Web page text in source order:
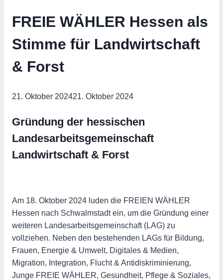
FREIE WÄHLER Hessen als
Stimme für Landwirtschaft
& Forst
21. Oktober 202421. Oktober 2024
Gründung der hessischen
Landesarbeitsgemeinschaft
Landwirtschaft & Forst
Am 18. Oktober 2024 luden die FREIEN WÄHLER
Hessen nach Schwalmstadt ein, um die Gründung einer
weiteren Landesarbeitsgemeinschaft (LAG) zu
vollziehen. Neben den bestehenden LAGs für Bildung,
Frauen, Energie & Umwelt, Digitales & Medien,
Migration, Integration, Flucht & Antidiskriminierung,
Junge FREIE WÄHLER, Gesundheit, Pflege & Soziales,